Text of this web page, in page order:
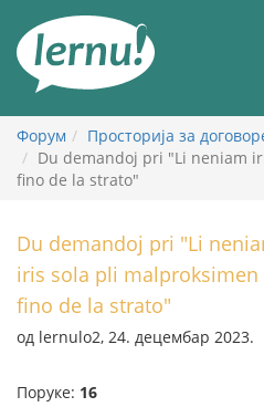
садржају
Форум
Просторија за
Du demandoj pri "Li neniam
fino de la strato"
Du demandoj pri "Li
iris sola pli malproksimen
fino de la strato"
од lernulo2, 24. децембар 2023.
Поруке: 16